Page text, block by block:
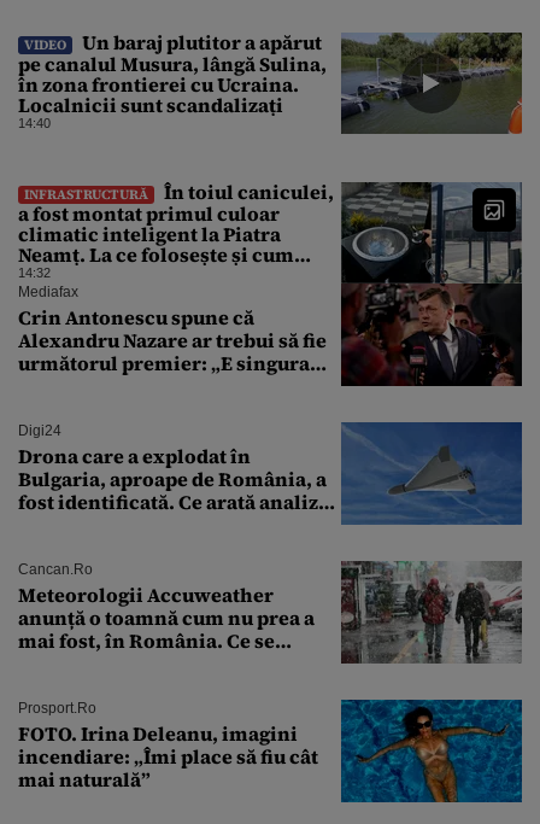
VIDEO
Un baraj plutitor a apărut
pe canalul Musura, lângă Sulina,
în zona frontierei cu Ucraina.
Localnicii sunt scandalizați
14:40
INFRASTRUCTURĂ
În toiul caniculei,
a fost montat primul culoar
climatic inteligent la Piatra
Neamț. La ce folosește și cum
arată
14:32
Mediafax
Crin Antonescu spune că
Alexandru Nazare ar trebui să fie
următorul premier: „E singura
Digi24
Drona care a explodat în
Bulgaria, aproape de România, a
fost identificată. Ce arată analiza
Cancan.ro
Meteorologii Accuweather
anunță o toamnă cum nu prea a
mai fost, în România. Ce se
București. Pe ce dată ninge
Prosport.ro
FOTO. Irina Deleanu, imagini
incendiare: „Îmi place să fiu cât
mai naturală”